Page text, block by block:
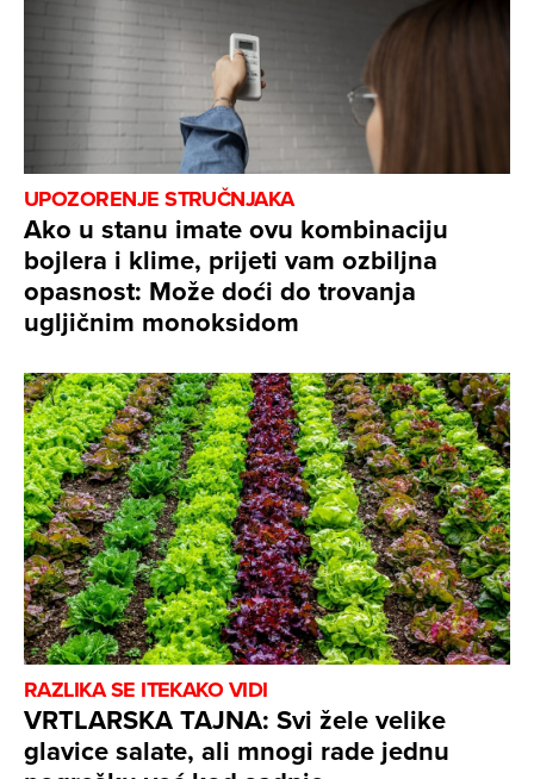
UPOZORENJE STRUČNJAKA
Ako u stanu imate ovu kombinaciju
bojlera i klime, prijeti vam ozbiljna
opasnost: Može doći do trovanja
ugljičnim monoksidom
RAZLIKA SE ITEKAKO VIDI
VRTLARSKA TAJNA: Svi žele velike
glavice salate, ali mnogi rade jednu